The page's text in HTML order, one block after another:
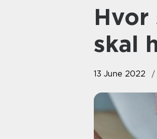
Hvor skal du gå hen, når du
skal
13 June 2022